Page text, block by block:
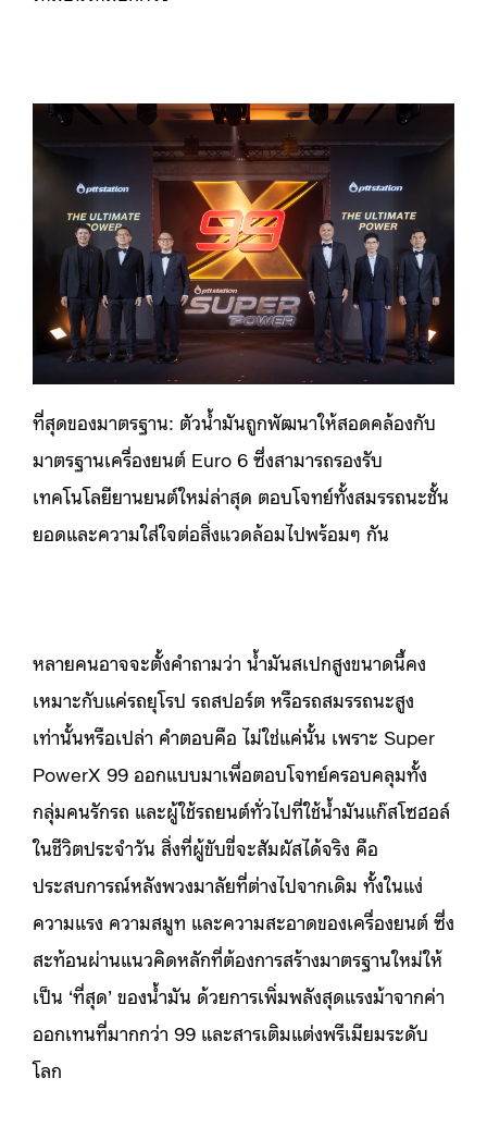
ที่สุดของมาตรฐาน: ตัวน้ำมันถูกพัฒนาให้สอดคล้องกับ
มาตรฐานเครื่องยนต์ Euro 6 ซึ่งสามารถรองรับ
เทคโนโลยียานยนต์ใหม่ล่าสุด ตอบโจทย์ทั้งสมรรถนะชั้น
ยอดและความใส่ใจต่อสิ่งแวดล้อมไปพร้อมๆ กัน
หลายคนอาจจะตั้งคำถามว่า น้ำมันสเปกสูงขนาดนี้คง
เหมาะกับแค่รถยุโรป รถสปอร์ต หรือรถสมรรถนะสูง
เท่านั้นหรือเปล่า คำตอบคือ ไม่ใช่แค่นั้น เพราะ Super
PowerX 99 ออกแบบมาเพื่อตอบโจทย์ครอบคลุมทั้ง
กลุ่มคนรักรถ และผู้ใช้รถยนต์ทั่วไปที่ใช้น้ำมันแก๊สโซฮอล์
ในชีวิตประจำวัน สิ่งที่ผู้ขับขี่จะสัมผัสได้จริง คือ
ประสบการณ์หลังพวงมาลัยที่ต่างไปจากเดิม ทั้งในแง่
ความแรง ความสมูท และความสะอาดของเครื่องยนต์ ซึ่ง
สะท้อนผ่านแนวคิดหลักที่ต้องการสร้างมาตรฐานใหม่ให้
เป็น ‘ที่สุด’ ของน้ำมัน ด้วยการเพิ่มพลังสุดแรงม้าจากค่า
ออกเทนที่มากกว่า 99 และสารเติมแต่งพรีเมียมระดับ
โลก